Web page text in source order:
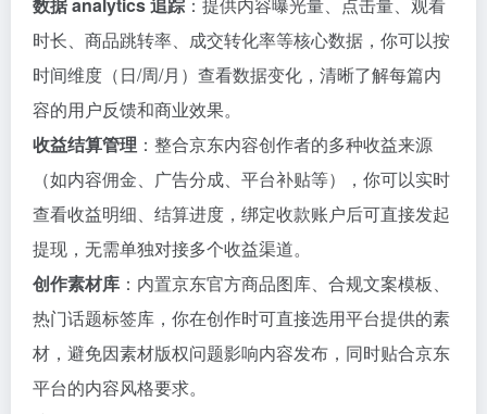
时长、商品跳转率、成交转化率等核心数据，你可以按
时间维度（日/周/月）查看数据变化，清晰了解每篇内
容的用户反馈和商业效果。
收益结算管理 ：整合京东内容创作者的多种收益来源
（如内容佣金、广告分成、平台补贴等），你可以实时
查看收益明细、结算进度，绑定收款账户后可直接发起
提现，无需单独对接多个收益渠道。
创作素材库 ：内置京东官方商品图库、合规文案模板、
热门话题标签库，你在创作时可直接选用平台提供的素
材，避免因素材版权问题影响内容发布，同时贴合京东
平台的内容风格要求。